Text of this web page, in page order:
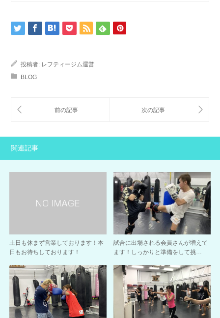
投稿者: レフティージム運営
BLOG
関連記事
土日も休まず営業しております！本
日もお待ちしております！
試合に出場される会員さんが増えて
ます！しっかりと準備をして挑…